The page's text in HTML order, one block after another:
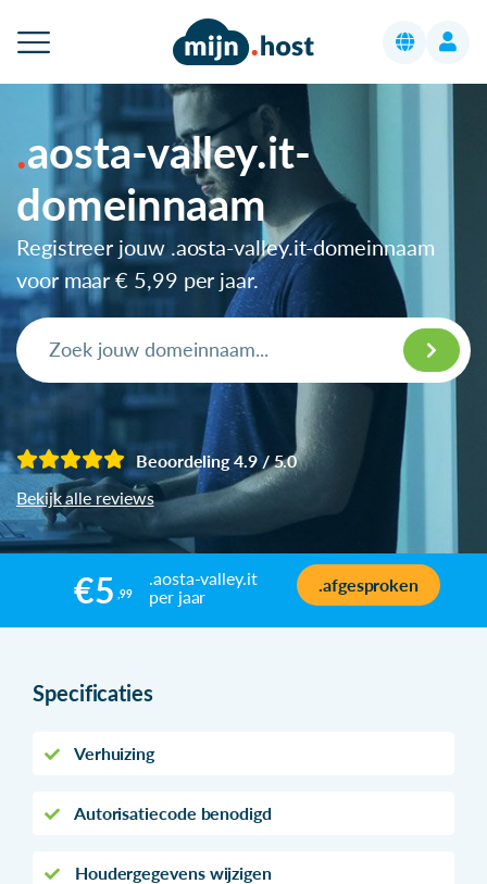
aosta-valley.it-
domeinnaam
Registreer jouw .aosta-valley.it-domeinnaam
voor maar€ 5,99 per jaar.
Beoordeling 4.9 / 5.0
Bekijk alle reviews
€5 ,99
.aosta-valley.it
per jaar
.afgesproken
Specificaties
Verhuizing
Autorisatiecode benodigd
Houdergegevens wijzigen